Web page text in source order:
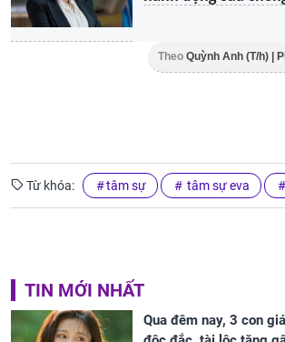
Theo Quỳnh Anh (T/h) |
Từ khóa: tâm sự tâm sự eva
TIN MỚI NHẤT
Qua đêm nay, 3 con